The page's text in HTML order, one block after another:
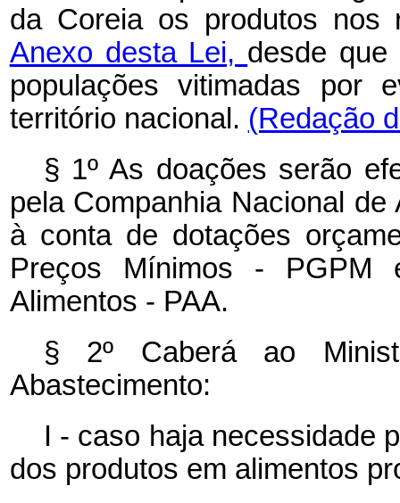
da Coreia os produtos nos
Anexo desta Lei, desde que
populações vitimadas por
território nacional. (Redação
§ 1º As doações serão
pela Companhia Nacional
à conta de dotações
Preços Mínimos - PGPM
Alimentos - PAA.
§ 2º Caberá ao
Abastecimento:
I - caso haja necessidade
dos produtos em alimentos